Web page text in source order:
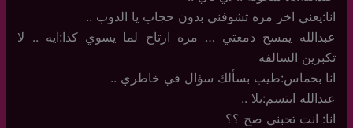
انا:يعني اخر مره تشوفني بدون حجاب يا الدوب ..
عبدالله يمسح دمعتي … مره ارتاح لما يسوي كذا:ايه .. لا
تكبرين السالفه
انا بحماس:طيب بسألك سؤال في خاطري ..
عبدالله ابتسم:يلا ..
انا: انت تحبني صح ؟؟